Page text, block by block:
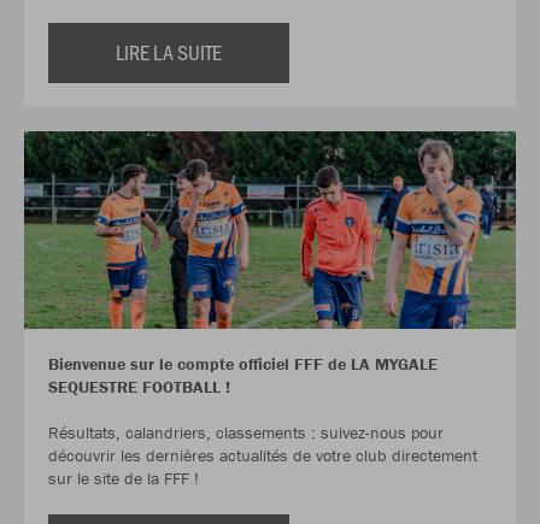
LIRE LA SUITE
Bienvenue sur le compte officiel FFF de LA MYGALE
SEQUESTRE FOOTBALL !
Résultats, calandriers, classements : suivez-nous pour
découvrir les dernières actualités de votre club directement
sur le site de la FFF !